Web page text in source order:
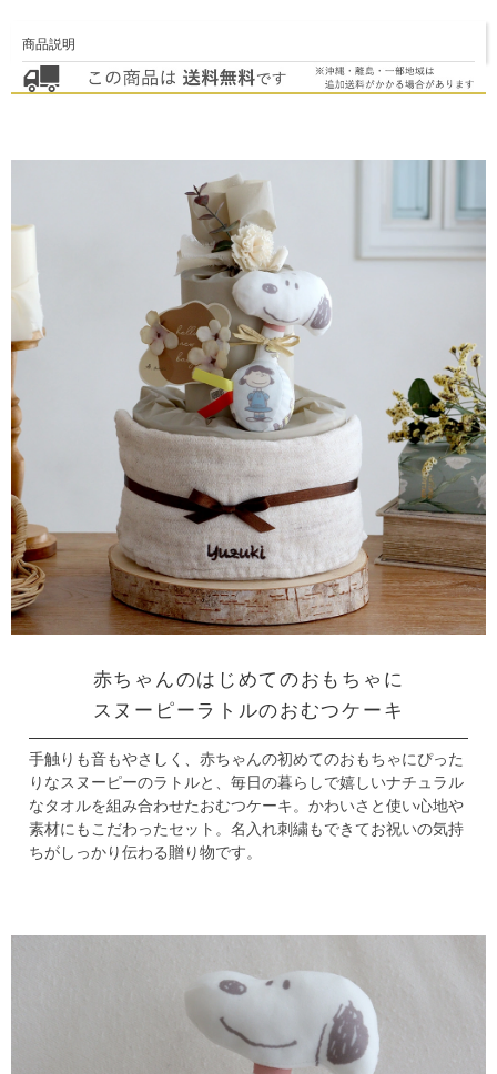
商品説明
赤ちゃんのはじめてのおもちゃに
スヌーピーラトルのおむつケーキ
手触りも音もやさしく、赤ちゃんの初めてのおもちゃにぴった
りなスヌーピーのラトルと、 毎日の暮らしで嬉しいナチュラル
なタオルを組み合わせたおむつケーキ。 かわいさと使い心地や
素材にもこだわったセット。 名入れ刺繍もできてお祝いの気持
ちがしっかり伝わる贈り物です。